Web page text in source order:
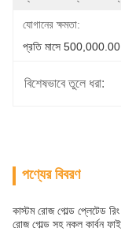
যোগানের ক্ষমতা:
প্রতি মাসে 500,000.00
বিশেষভাবে তুলে ধরা:
পণ্যের বিবরণ
কাস্টম রোজ গোল্ড প্লেটেড
রোজ গোল্ড সহ নকল কার্বন